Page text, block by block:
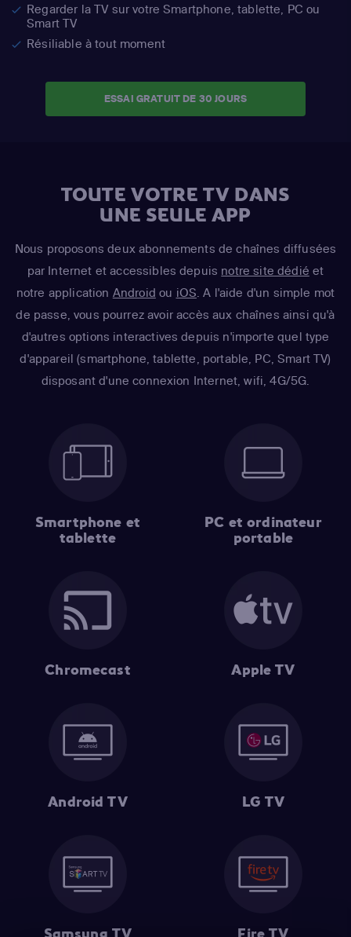
Regarder la TV sur votre Smartphone, tablette, PC ou
Smart TV
Résiliable à tout moment
ESSAI GRATUIT DE 30 JOURS
TOUTE VOTRE TV DANS
UNE SEULE APP
Nous proposons deux abonnements de chaînes diffusées
par Internet et accessibles depuis notre site dédié et
notre application Android ou iOS. A l'aide d'un simple mot
de passe, vous pourrez avoir accès aux chaînes ainsi qu'à
d'autres options interactives depuis n'importe quel type
d'appareil (smartphone, tablette, portable, PC, Smart TV)
disposant d'une connexion Internet, wifi, 4G/5G.
Smartphone et
tablette
PC et ordinateur
portable
Chromecast Apple TV
Android TV LG TV